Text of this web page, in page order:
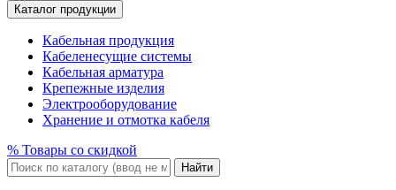
Каталог продукции
Кабельная продукция
Кабеленесущие системы
Кабельная арматура
Крепежные изделия
Электрооборудование
Хранение и отмотка кабеля
% Товары со скидкой
Найти